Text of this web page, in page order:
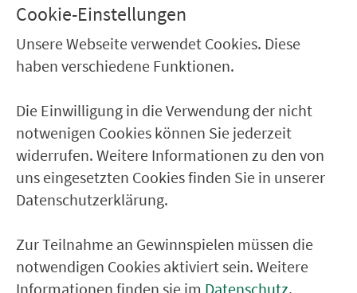
Stadt­ver­kehr Sulzbach-Rosenberg
14.12.2025 - Stand: No­vem­ber 2025
herunterladen (PDF, 375kB)
Ver­kehrs­ver­bund Groß­raum
Nürn­berg
ter­neh­men. 1.100 Linien. Eine Fahr­kar­te.
Cookie-Einstellungen
Unsere Webseite verwendet Cookies. Diese
haben verschiedene Funktionen.
Die Einwilligung in die Verwendung der nicht
notwenigen Cookies können Sie jederzeit
widerrufen. Weitere Informationen zu den von
uns eingesetzten Cookies finden Sie in unserer
Datenschutzerklärung.
Zur Teilnahme an Gewinnspielen müssen die
notwendigen Cookies aktiviert sein. Weitere
Informationen finden sie im Datenschutz.